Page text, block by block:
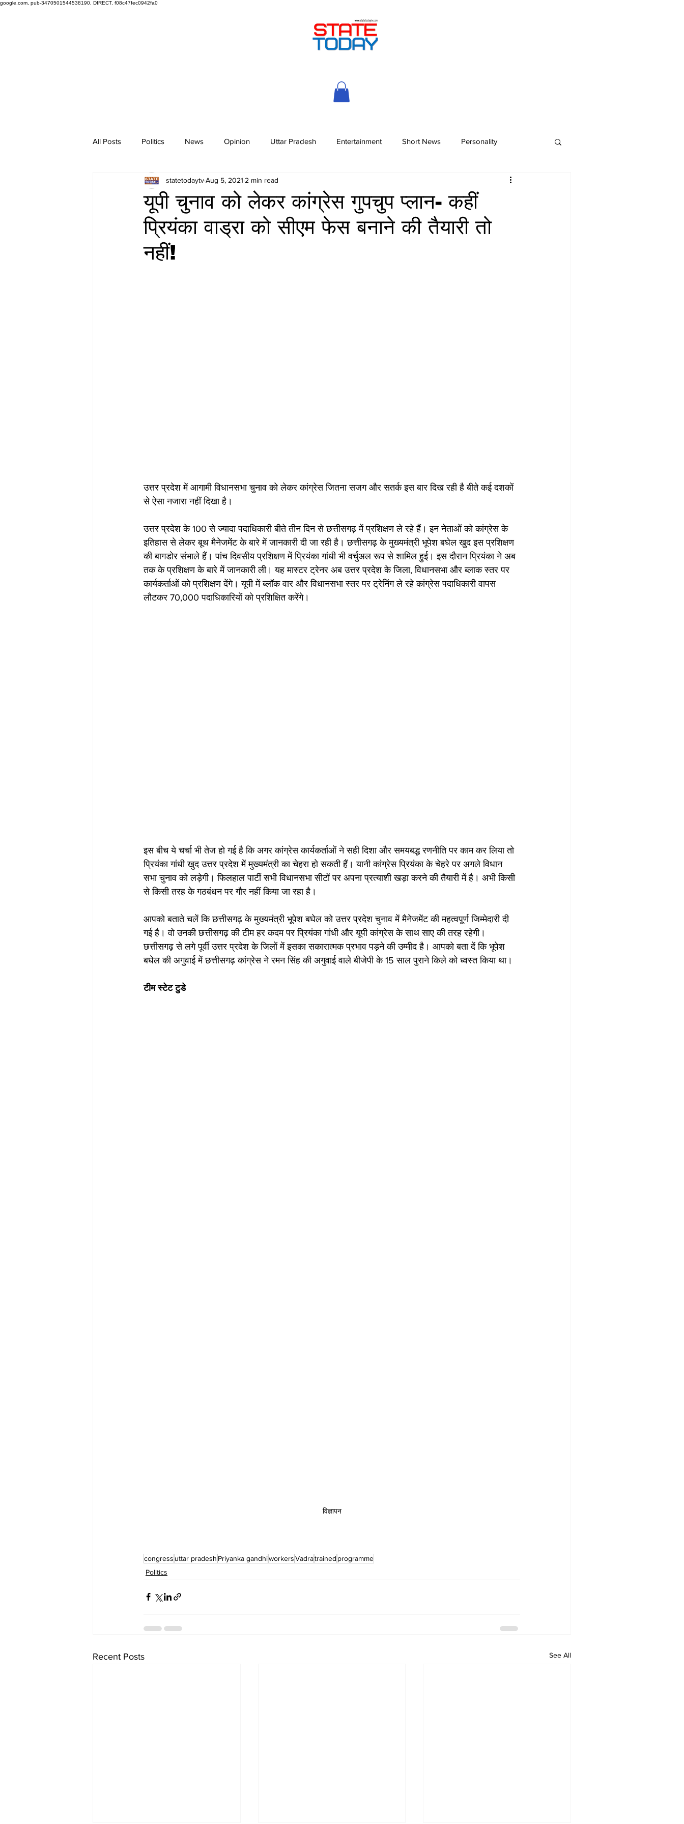
google.com, pub-3470501544538190, DIRECT, f08c47fec0942fa0
All Posts Politics News Opinion Uttar Pradesh Entertainment Short News Personality
यूपी चुनाव को लेकर कांग्रेस गुपचुप प्लान- कहीं
प्रियंका वाड्रा को सीएम फेस बनाने की तैयारी तो
नहीं!
statetodaytvAug 5, 2021 2 min read
उत्तर प्रदेश में आगामी विधानसभा चुनाव को लेकर कांग्रेस जितना सजग और सतर्क इस बार दिख रही है बीते कई दशकों
से ऐसा नजारा नहीं दिखा है।
उत्तर प्रदेश के 100 से ज्यादा पदाधिकारी बीते तीन दिन से छत्तीसगढ़ में प्रशिक्षण ले रहे हैं। इन नेताओं को कांग्रेस के
इतिहास से लेकर बूथ मैनेजमेंट के बारे में जानकारी दी जा रही है। छत्तीसगढ़ के मुख्यमंत्री भूपेश बघेल खुद इस प्रशिक्षण
की बागडोर संभाले हैं। पांच दिवसीय प्रशिक्षण में प्रियंका गांधी भी वर्चुअल रूप से शामिल हुई। इस दौरान प्रियंका ने अब
तक के प्रशिक्षण के बारे में जानकारी ली। यह मास्टर ट्रेनर अब उत्तर प्रदेश के जिला, विधानसभा और ब्लाक स्तर पर
कार्यकर्ताओं को प्रशिक्षण देंगे। यूपी में ब्लॉक वार और विधानसभा स्तर पर ट्रेनिंग ले रहे कांग्रेस पदाधिकारी वापस
लौटकर 70,000 पदाधिकारियों को प्रशिक्षित करेंगे।
इस बीच ये चर्चा भी तेज हो गई है कि अगर कांग्रेस कार्यकर्ताओं ने सही दिशा और समयबद्ध रणनीति पर काम कर लिया तो
प्रियंका गांधी खुद उत्तर प्रदेश में मुख्यमंत्री का चेहरा हो सकती हैं। यानी कांग्रेस प्रियंका के चेहरे पर अगले विधान
सभा चुनाव को लड़ेगी। फिलहाल पार्टी सभी विधानसभा सीटों पर अपना प्रत्याशी खड़ा करने की तैयारी में है। अभी किसी
से किसी तरह के गठबंधन पर गौर नहीं किया जा रहा है।
आपको बताते चलें कि छत्तीसगढ़ के मुख्यमंत्री भूपेश बघेल को उत्तर प्रदेश चुनाव में मैनेजमेंट की महत्वपूर्ण जिम्मेदारी दी
गई है। वो उनकी छत्तीसगढ़ की टीम हर कदम पर प्रियंका गांधी और यूपी कांग्रेस के साथ साए की तरह रहेगी।
छत्तीसगढ़ से लगे पूर्वी उत्तर प्रदेश के जिलों में इसका सकारात्मक प्रभाव पड़ने की उम्मीद है। आपको बता दें कि भूपेश
बघेल की अगुवाई में छत्तीसगढ़ कांग्रेस ने रमन सिंह की अगुवाई वाले बीजेपी के 15 साल पुराने किले को ध्वस्त किया था।
टीम स्टेट टुडे
विज्ञापन
congress uttar pradesh Priyanka gandhiworkersVadratrained programme
Politics
Recent Posts See All